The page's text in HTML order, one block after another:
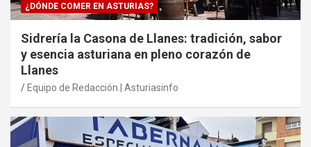
¿DÓNDE COMER EN ASTURIAS?
Sidrería la Casona de Llanes: tradición, sabor
y esencia asturiana en pleno corazón de
Llanes
Equipo de Redacción | Asturiasinfo